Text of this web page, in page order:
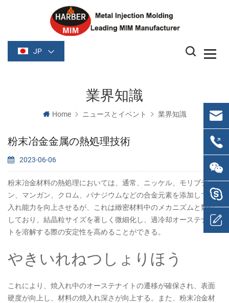
JP
業界知識
Home ニュースとイベント 業界知識
粉末冶金金属の熱処理技術
2023-06-06
粉末冶金材料の熱処理においては、通常、ニッケル、モリブデ
ン、マンガン、クロム、バナジウムなどの合金元素を添加して焼
入れ能力を向上させるが、これは緻密材料中のメカニズムと類似
しており、結晶粒サイズを著しく微細化し、過冷却オーステナイ
トを溶解する際の安定性を高めることができる。
やきいれねつしょりほう
これにより、焼入れ中のオーステナイトの遷移が確保され、表面
硬度が向上し、材料の焼入れ深さが向上する。また、粉末冶金材